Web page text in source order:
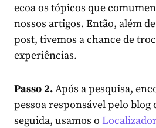
ecoa os tópicos que
nossos artigos. Então, além
post, tivemos a chance de
experiências.
Passo 2.Após a pesquisa,
pessoa responsável pelo blog
seguida, usamos o